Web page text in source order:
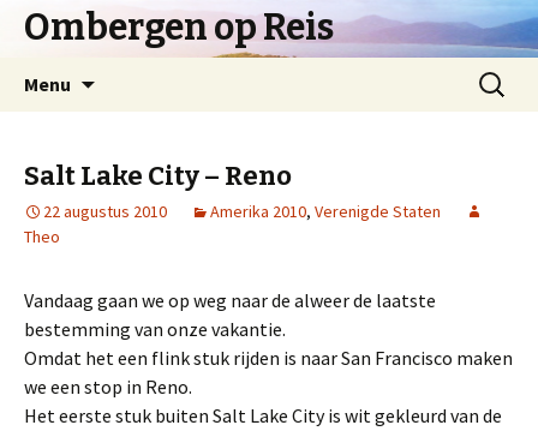
Ombergen op Reis
Menu
Zoeken
naar:
Salt Lake City – Reno
22 augustus 2010 Amerika 2010, Verenigde Staten
Theo
Vandaag gaan we op weg naar de alweer de laatste
bestemming van onze vakantie.
Omdat het een flink stuk rijden is naar San Francisco maken
we een stop in Reno.
Het eerste stuk buiten Salt Lake City is wit gekleurd van de